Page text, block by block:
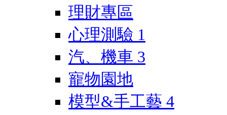
理財專區
心理測驗 1
汽、機車 3
寵物園地
模型&手工藝 4